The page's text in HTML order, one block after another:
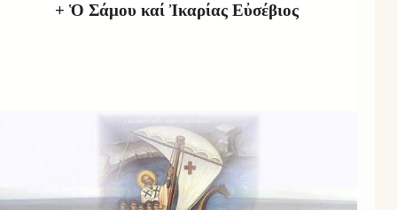
+ Ὁ Σάμου καί Ἰκαρίας Εὐσέβιος